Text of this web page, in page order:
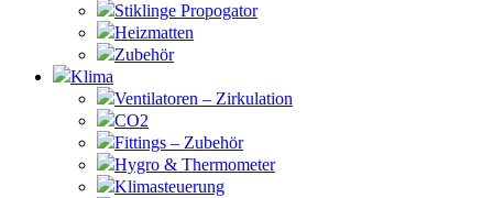
Stiklinge Propogator
Heizmatten
Zubehör
Klima
Ventilatoren – Zirkulation
CO2
Fittings – Zubehör
Hygro & Thermometer
Klimasteuerung